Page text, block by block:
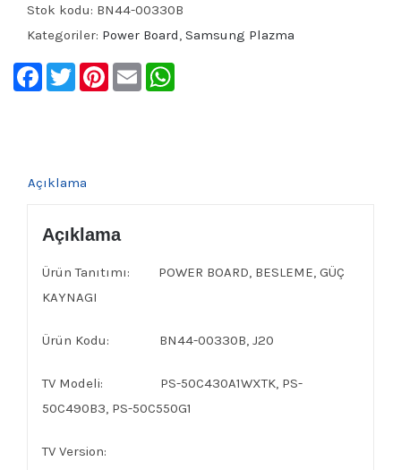
Stok kodu: BN44-00330B
Kategoriler: Power Board Samsung Plazma
Facebook
TwitterPinterest
Email
Açıklama
Açıklama
Ürün Tanıtımı: POWER BOARD, BESLEME, GÜÇ
KAYNAGI
Ürün Kodu: BN44-00330B, J20
TV Modeli: PS-50C430A1WXTK, PS-
50C490B3, PS-50C550G1
TV Version: